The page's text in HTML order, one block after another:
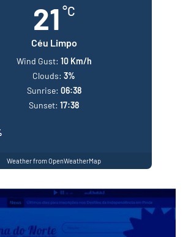
21 °C
Céu Limpo
Wind Gust: 10 Km/h
Clouds: 3%
Sunrise: 06:38
Sunset: 17:38
Weather from OpenWeatherMap